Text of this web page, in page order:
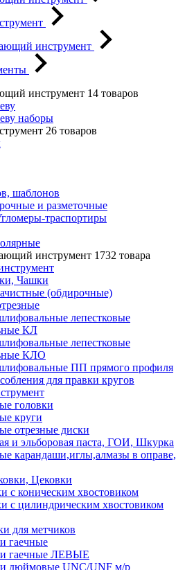
инструмент
инструмент 14 товаров
наборы
26 товаров
шаблонов
и разметочные
траспортиры
инструмент 1732 товара
Чашки
(обдирочные)
лепестковые
КЛ
лепестковые
КЛО
ПП прямого профиля
для правки кругов
головки
круги
отрезные диски
и эльборовая паста, ГОИ, Шкурка
карандаши,иглы,алмазы в оправе,
Цековки
с коническим хвостовиком
с цилиндрическим хвостовиком
для метчиков
гаечные
гаечные ЛЕВЫЕ
дюймовые UNC/UNF м/р